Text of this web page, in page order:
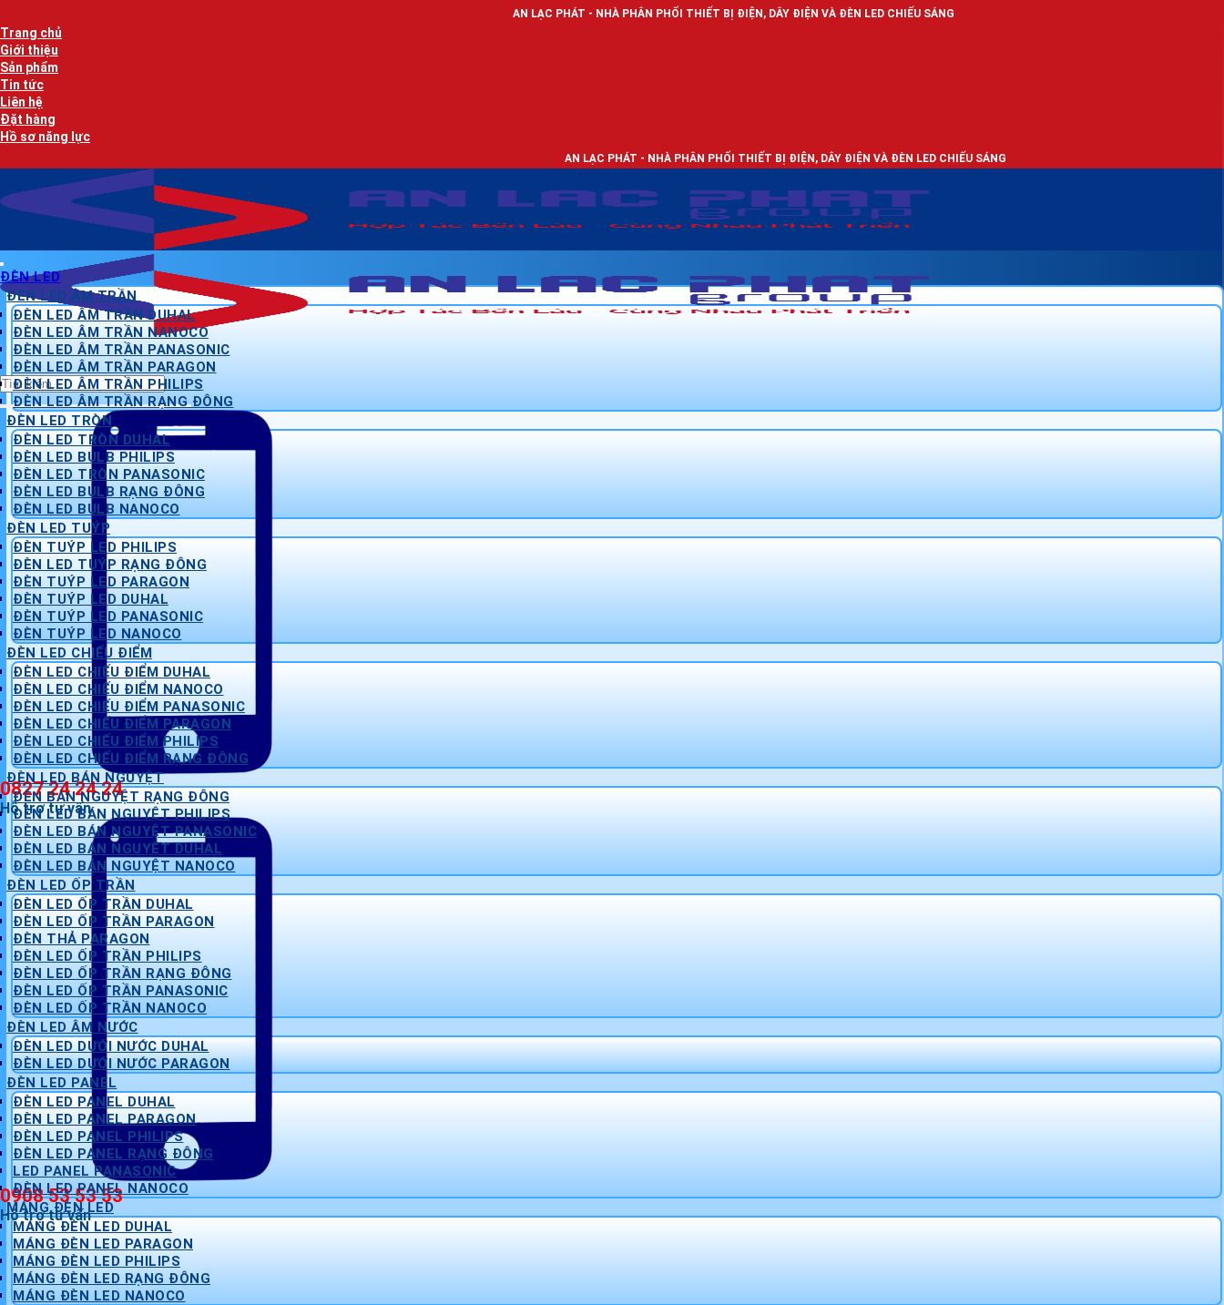
qua
nội
dung
AN LẠC PHÁT - NHÀ PHÂN PHỐI THIẾT BỊ ĐIỆN, DÂY ĐIỆN VÀ ĐÈN LED CHIẾU SÁNG
Trang chủ
Giới thiệu
Sản phẩm
Tin tức
Liên hệ
Đặt hàng
Hồ sơ năng lực
AN LẠC PHÁT - NHÀ PHÂN PHỐI THIẾT BỊ ĐIỆN, DÂY ĐIỆN VÀ ĐÈN LED CHIẾU SÁNG
Tìm
kiếm:
0827 24 24 24
Hỗ trợ tư vấn
0908 53 53 53
Hỗ trợ tư vấn
ĐÈN LED
ĐÈN LED ÂM TRẦN
ĐÈN LED ÂM TRẦN DUHAL
ĐÈN LED ÂM TRẦN NANOCO
ĐÈN LED ÂM TRẦN PANASONIC
ĐÈN LED ÂM TRẦN PARAGON
ĐÈN LED ÂM TRẦN PHILIPS
ĐÈN LED ÂM TRẦN RẠNG ĐÔNG
ĐÈN LED TRÒN
ĐÈN LED TRÒN DUHAL
ĐÈN LED BULB PHILIPS
ĐÈN LED TRÒN PANASONIC
ĐÈN LED BULB RẠNG ĐÔNG
ĐÈN LED BULB NANOCO
ĐÈN LED TUÝP
ĐÈN TUÝP LED PHILIPS
ĐÈN LED TUÝP RẠNG ĐÔNG
ĐÈN TUÝP LED PARAGON
ĐÈN TUÝP LED DUHAL
ĐÈN TUÝP LED PANASONIC
ĐÈN TUÝP LED NANOCO
ĐÈN LED CHIẾU ĐIỂM
ĐÈN LED CHIẾU ĐIỂM DUHAL
ĐÈN LED CHIẾU ĐIỂM NANOCO
ĐÈN LED CHIẾU ĐIỂM PANASONIC
ĐÈN LED CHIẾU ĐIỂM PARAGON
ĐÈN LED CHIẾU ĐIỂM PHILIPS
ĐÈN LED CHIẾU ĐIỂM RẠNG ĐÔNG
ĐÈN LED BÁN NGUYỆT
ĐÈN BÁN NGUYỆT RẠNG ĐÔNG
ĐÈN LED BÁN NGUYỆT PHILIPS
ĐÈN LED BÁN NGUYỆT PANASONIC
ĐÈN LED BÁN NGUYỆT DUHAL
ĐÈN LED BÁN NGUYỆT NANOCO
ĐÈN LED ỐP TRẦN
ĐÈN LED ỐP TRẦN DUHAL
ĐÈN LED ỐP TRẦN PARAGON
ĐÈN THẢ PARAGON
ĐÈN LED ỐP TRẦN PHILIPS
ĐÈN LED ỐP TRẦN RẠNG ĐÔNG
ĐÈN LED ỐP TRẦN PANASONIC
ĐÈN LED ỐP TRẦN NANOCO
ĐÈN LED ÂM NƯỚC
ĐÈN LED DƯỚI NƯỚC DUHAL
ĐÈN LED DƯỚI NƯỚC PARAGON
ĐÈN LED PANEL
ĐÈN LED PANEL DUHAL
ĐÈN LED PANEL PARAGON
ĐÈN LED PANEL PHILIPS
ĐÈN LED PANEL RẠNG ĐÔNG
LED PANEL PANASONIC
ĐÈN LED PANEL NANOCO
MÁNG ĐÈN LED
MÁNG ĐÈN LED DUHAL
MÁNG ĐÈN LED PARAGON
MÁNG ĐÈN LED PHILIPS
MÁNG ĐÈN LED RẠNG ĐÔNG
MÁNG ĐÈN LED NANOCO